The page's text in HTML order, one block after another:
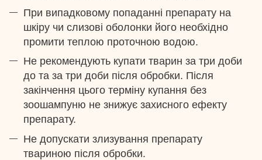
При випадковому попаданні препарату на
шкіру чи слизові оболонки його необхідно
промити теплою проточною водою.
Не рекомендують купати тварин за три доби
до та за три доби після обробки. Після
закінчення цього терміну купання без
зоошампуню не знижує захисного ефекту
препарату.
Не допускати злизування препарату
твариною після обробки.